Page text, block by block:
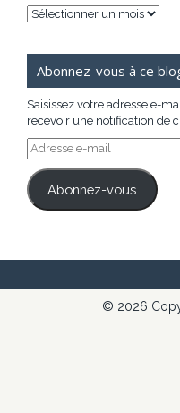
Archives
Abonnez-vous à ce
Saisissez votre adresse e-
recevoir une notification de
Adresse
e-
mail
Abonnez-vous
© 2026